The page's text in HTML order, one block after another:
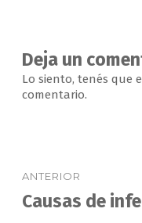
Deja un
Lo siento, tenés que
comentario.
de
ANTERIOR
Entrada
Causas de